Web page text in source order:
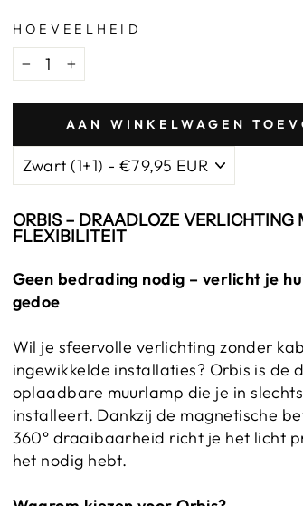
HOEVEELHEID
− +
AAN WINKELWAGEN
ORBIS – DRAADLOZE VERLICHTING
FLEXIBILITEIT
Geen bedrading nodig – verlicht je
gedoe
Wil je sfeervolle verlichting zonder
ingewikkelde installaties? Orbis is de
oplaadbare muurlamp die je in
installeert. Dankzij de magnetische
360° draaibaarheid richt je het licht
het nodig hebt.